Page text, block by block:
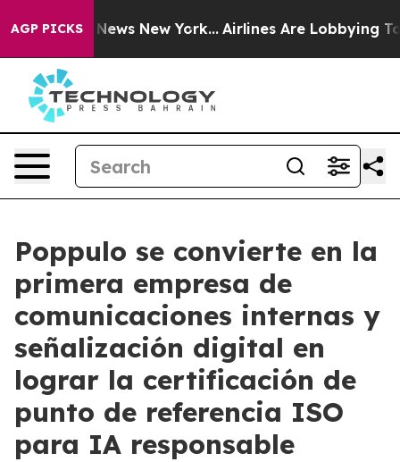
AGP PICKS
CBS News New York... Airlines Are Lobbying To
Poppulo se convierte en la
primera empresa de
comunicaciones internas y
señalización digital en
lograr la certificación de
punto de referencia ISO
para IA responsable